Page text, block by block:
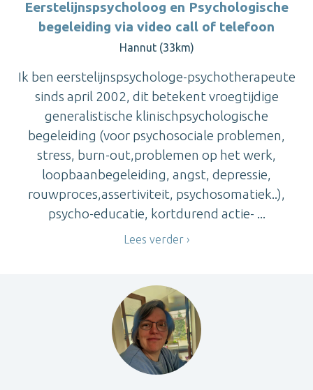
Eerstelijnspsycholoog en Psychologische
begeleiding via video call of telefoon
Hannut (33km)
Ik ben eerstelijnspsychologe-psychotherapeute
sinds april 2002, dit betekent vroegtijdige
generalistische klinischpsychologische
begeleiding (voor psychosociale problemen,
stress, burn-out,problemen op het werk,
loopbaanbegeleiding, angst, depressie,
rouwproces,assertiviteit, psychosomatiek..),
psycho-educatie, kortdurend actie- ...
Lees verder